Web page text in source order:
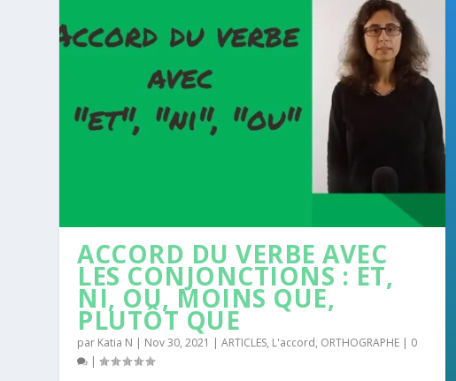
ACCORD DU VERBE AVEC
LES CONJONCTIONS : ET,
NI, OU, MOINS QUE,
PLUTÔT QUE
par Katia N | Nov 30, 2021 |ARTICLES, L'accord, ORTHOGRAPHE | 0
|